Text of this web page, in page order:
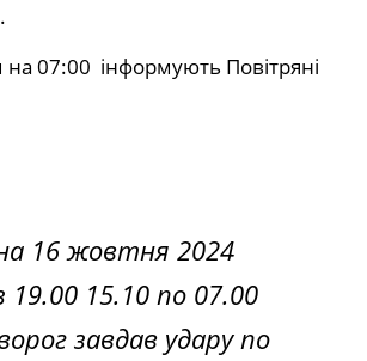
на 07:00 інформують Повітряні
16 жовтня 2024
19.00 15.10 по 07.00
завдав удару по